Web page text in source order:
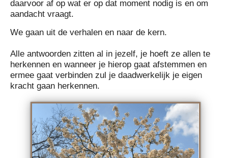
daarvoor af op wat er op dat moment nodig is en om
aandacht vraagt.
We gaan uit de verhalen en naar de kern.
Alle antwoorden zitten al in jezelf, je hoeft ze allen te
herkennen en wanneer je hierop gaat afstemmen en
ermee gaat verbinden zul je daadwerkelijk je eigen
kracht gaan herkennen.